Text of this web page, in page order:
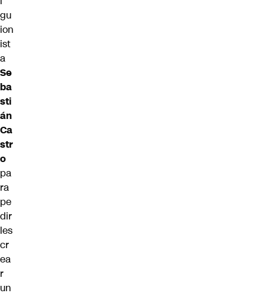
gu
ion
ist
a
Se
ba
sti
án
Ca
str
o
pa
ra
pe
dir
les
cr
ea
r
un